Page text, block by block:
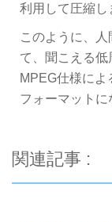
利用して圧縮し
このように、
て、聞こえる低
MPEG仕様に
フォーマットに
関連記事 :